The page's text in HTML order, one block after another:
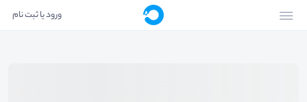
ورود یا ثبت نام